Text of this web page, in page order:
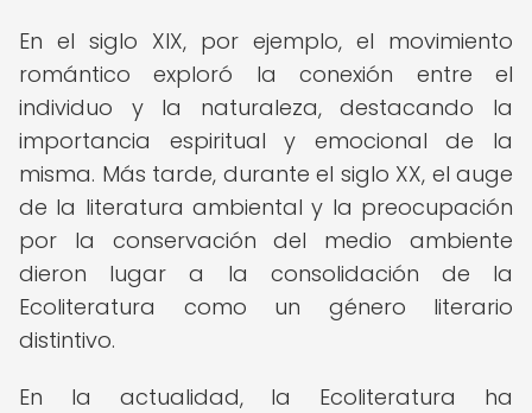
En el siglo XIX, por ejemplo, el movimiento
romántico exploró la conexión entre el
individuo y la naturaleza, destacando la
importancia espiritual y emocional de la
misma. Más tarde, durante el siglo XX, el auge
de la literatura ambiental y la preocupación
por la conservación del medio ambiente
dieron lugar a la consolidación de la
Ecoliteratura como un género literario
distintivo.
En la actualidad, la Ecoliteratura ha